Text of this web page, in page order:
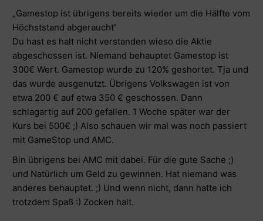
„Gamestop ist übrigens bereits wieder um die Hälfte vom
Höchststand abgeraucht“
Du hast es halt nicht verstanden wieso die Aktie
abgeschossen ist. Niemand behauptet Gamestop ist
300€ Wert. Gamestop wurde zu 120% geshortet. Tja und
das wurde ausgenutzt. Übrigens Volkswagen ist von
etwa 200 € auf etwa 350 € geschossen. Dann
schlagartig auf 200 gefallen. 1 Woche später war der
Kurs bei 500€ ;) Also schauen wir mal was noch passiert
mit GameStop und AMC.
Bin übrigens bei AMC mit dabei. Für die gute Sache ;)
und Natürlich um Geld zu gewinnen. Hat niemand was
anderes behauptet. ;) Und wenn nicht, dann hatte ich
trotzdem Spaß :) Zocken halt.